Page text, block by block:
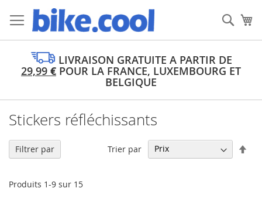
au
contenu
LIVRAISON GRATUITE A PARTIR DE
29,99 € POUR LA FRANCE, LUXEMBOURG ET
BELGIQUE
Stickers réfléchissants
Produits 1-9 sur 15
Trier par
Filtrer par